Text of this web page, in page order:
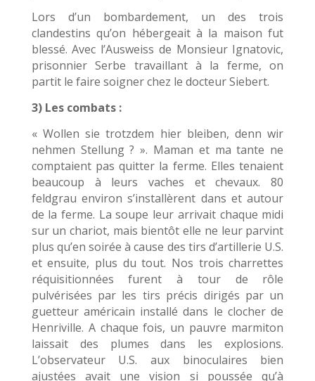
Lors d’un bombardement, un des trois
clandestins qu’on hébergeait à la maison fut
blessé. Avec l’Ausweiss de Monsieur Ignatovic,
prisonnier Serbe travaillant à la ferme, on
partit le faire soigner chez le docteur Siebert.
3) Les combats :
« Wollen sie trotzdem hier bleiben, denn wir
nehmen Stellung ? ». Maman et ma tante ne
comptaient pas quitter la ferme. Elles tenaient
beaucoup à leurs vaches et chevaux. 80
feldgrau environ s’installèrent dans et autour
de la ferme. La soupe leur arrivait chaque midi
sur un chariot, mais bientôt elle ne leur parvint
plus qu’en soirée à cause des tirs d’artillerie U.S.
et ensuite, plus du tout. Nos trois charrettes
réquisitionnées furent à tour de rôle
pulvérisées par les tirs précis dirigés par un
guetteur américain installé dans le clocher de
Henriville. A chaque fois, un pauvre marmiton
laissait des plumes dans les explosions.
L’observateur U.S. aux binoculaires bien
ajustées avait une vision si poussée qu’à